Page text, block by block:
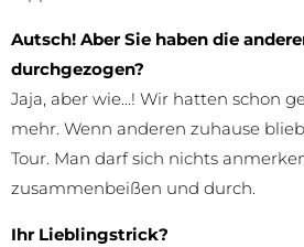
Autsch! Aber Sie haben die
durchgezogen?
Jaja, aber wie…! Wir hatten schon
mehr. Wenn anderen zuhause
Tour. Man darf sich nichts
zusammenbeißen und durch.
Ihr Lieblingstrick?